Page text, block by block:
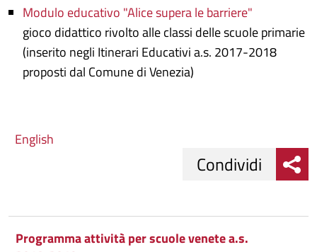
Modulo educativo "Alice supera le barriere"
gioco didattico rivolto alle classi delle scuole primarie
(inserito negli Itinerari Educativi a.s. 2017-2018
proposti dal Comune di Venezia)
English
su
Condividi
Condividi
Programma attività per scuole venete a.s.